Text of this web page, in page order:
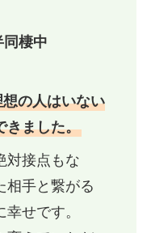
棲中
の人はいない
きました。
対接点もな
相手と繋がる
せです。